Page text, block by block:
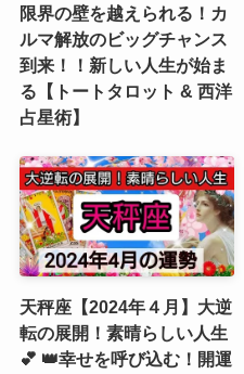
限界の壁を越えられる！カ
ルマ解放のビッグチャンス
到来！！新しい人生が始ま
る【トートタロット & 西洋
占星術】
天秤座【2024年４月】大逆
転の展開！素晴らしい人生
💕 👑幸せを呼び込む！開運